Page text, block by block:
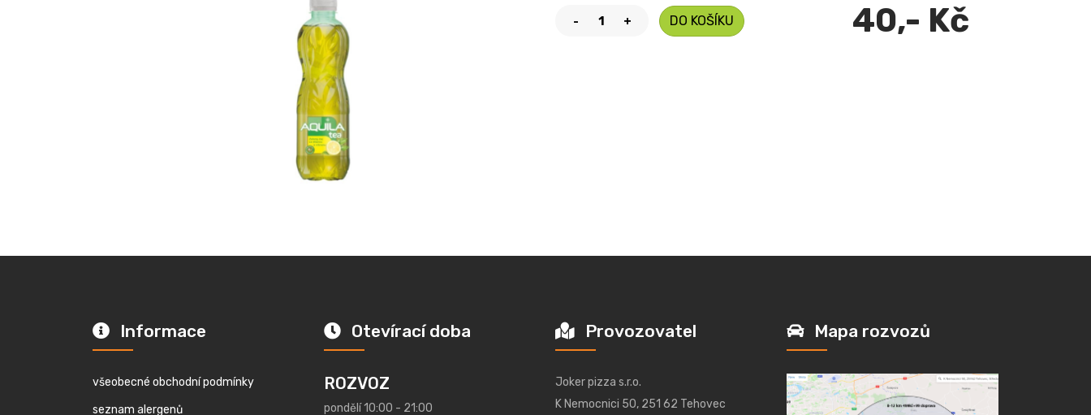
- + DO KOŠÍKU 40,- Kč
Informace
všeobecné obchodní podmínky
seznam alergenů
Otevírací doba
ROZVOZ
pondělí 10:00 - 21:00
Provozovatel
Joker pizza s.r.o.
K Nemocnici 50, 251 62 Tehovec
Mapa rozvozů